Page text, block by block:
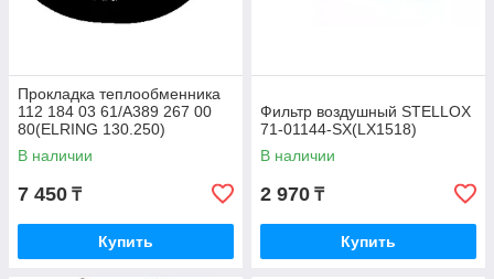
Прокладка теплообменника
112 184 03 61/A389 267 00
80(ELRING 130.250)
В наличии
7 450 ₸
Купить
Фильтр воздушный STELLOX
71-01144-SX(LX1518)
В наличии
2 970 ₸
Купить